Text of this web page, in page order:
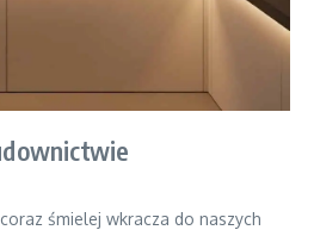
śmielej wkracza do naszych